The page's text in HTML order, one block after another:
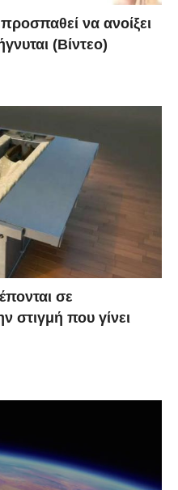
να ανοίξει
(Βίντεο)
σε
στιγμή που γίνει